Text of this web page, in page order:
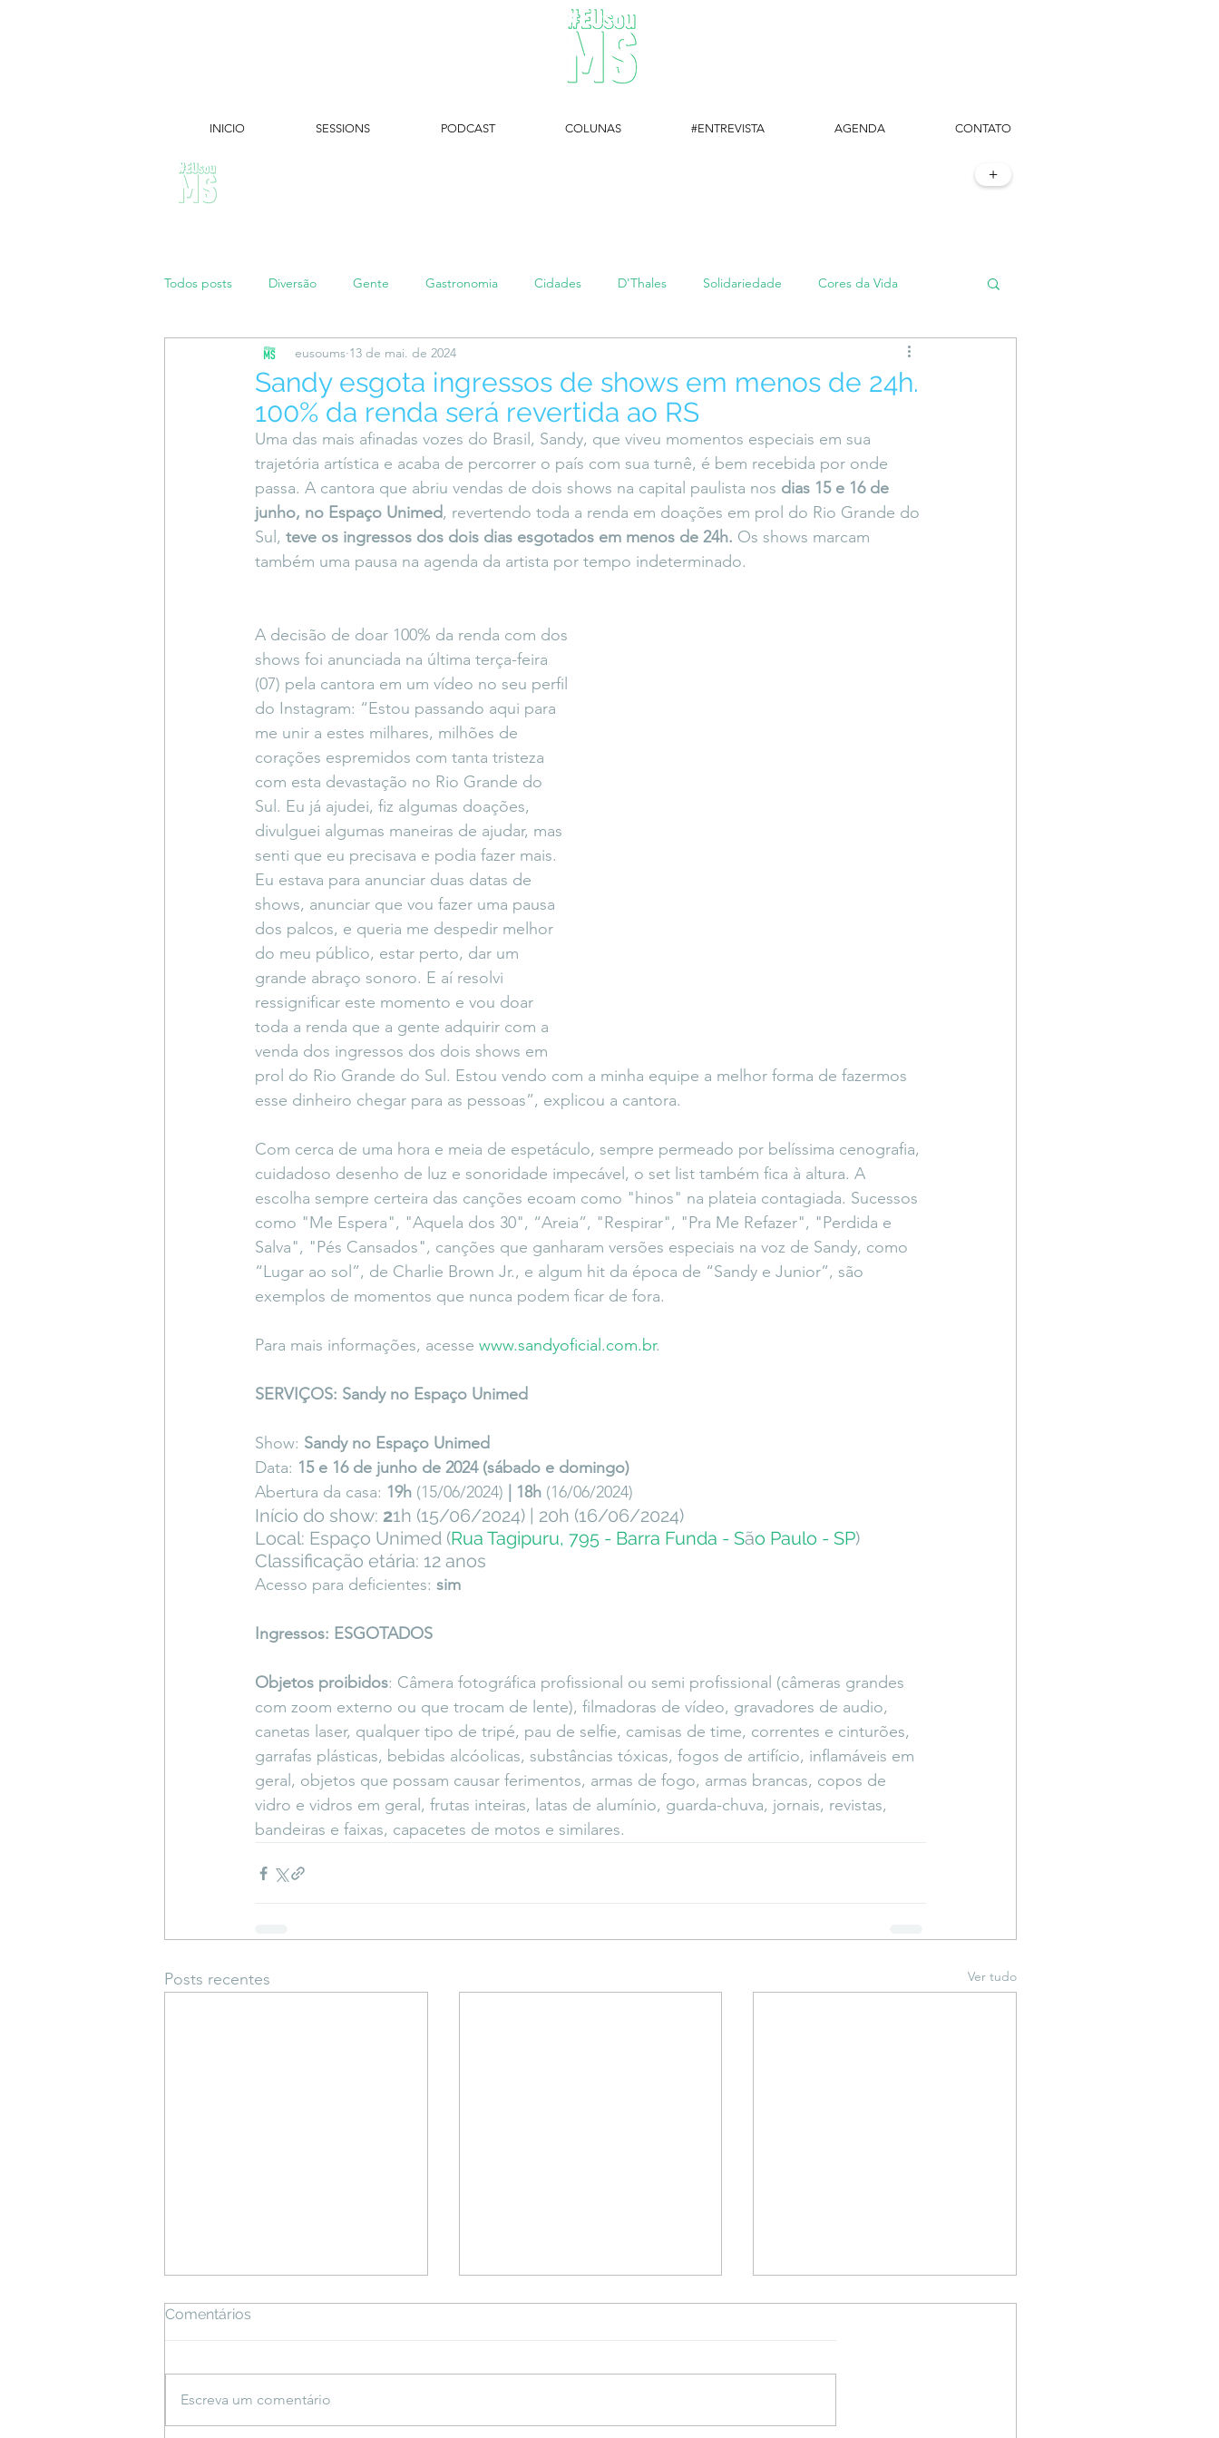
Todos posts Diversão Gente Gastronomia Cidades D'Thales Solidariedade Cores da Vida
Papo de Mãe #maratonei #setembroamarelo #TôemSampa, meu!
Coluna do Vasques #DescomplicaLara #entrevista Entre Palavras
Sandy esgota ingressos de shows em menos de 24h.
100% da renda será revertida ao RS
eusoums 13 de mai. de 2024
Uma das mais afinadas vozes do Brasil, Sandy, que viveu momentos especiais em sua
trajetória artística e acaba de percorrer o país com sua turnê, é bem recebida por onde
passa. A cantora que abriu vendas de dois shows na capital paulista nos dias 15 e 16 de
junho, no Espaço Unimed, revertendo toda a renda em doações em prol do Rio Grande do
Sul, teve os ingressos dos dois dias esgotados em menos de 24h. Os shows marcam
também uma pausa na agenda da artista por tempo indeterminado.
A decisão de doar 100% da renda com dos
shows foi anunciada na última terça-feira
(07) pela cantora em um vídeo no seu perfil
do Instagram: “Estou passando aqui para
me unir a estes milhares, milhões de
corações espremidos com tanta tristeza
com esta devastação no Rio Grande do
Sul. Eu já ajudei, fiz algumas doações,
divulguei algumas maneiras de ajudar, mas
senti que eu precisava e podia fazer mais.
Eu estava para anunciar duas datas de
shows, anunciar que vou fazer uma pausa
dos palcos, e queria me despedir melhor
do meu público, estar perto, dar um
grande abraço sonoro. E aí resolvi
ressignificar este momento e vou doar
toda a renda que a gente adquirir com a
venda dos ingressos dos dois shows em
prol do Rio Grande do Sul. Estou vendo com a minha equipe a melhor forma de fazermos
esse dinheiro chegar para as pessoas”, explicou a cantora.
Com cerca de uma hora e meia de espetáculo, sempre permeado por belíssima cenografia,
cuidadoso desenho de luz e sonoridade impecável, o set list também fica à altura. A
escolha sempre certeira das canções ecoam como "hinos" na plateia contagiada. Sucessos
como "Me Espera", "Aquela dos 30", “Areia”, "Respirar", "Pra Me Refazer", "Perdida e
Salva", "Pés Cansados", canções que ganharam versões especiais na voz de Sandy, como
“Lugar ao sol”, de Charlie Brown Jr., e algum hit da época de “Sandy e Junior”, são
exemplos de momentos que nunca podem ficar de fora.
Para mais informações, acesse www.sandyoficial.com.br.
SERVIÇOS: Sandy no Espaço Unimed
Show: Sandy no Espaço Unimed
Data: 15 e 16 de junho de 2024 (sábado e domingo)
Abertura da casa: 19h (15/06/2024) | 18h (16/06/2024)
Início do show: 21h (15/06/2024) | 20h (16/06/2024)
Local: Espaço Unimed (Rua Tagipuru, 795 - Barra Funda - São Paulo - SP)
Classificação etária: 12 anos
Acesso para deficientes: sim
Ingressos: ESGOTADOS
Objetos proibidos: Câmera fotográfica profissional ou semi profissional (câmeras grandes
com zoom externo ou que trocam de lente), filmadoras de vídeo, gravadores de audio,
canetas laser, qualquer tipo de tripé, pau de selfie, camisas de time, correntes e cinturões,
garrafas plásticas, bebidas alcóolicas, substâncias tóxicas, fogos de artifício, inflamáveis em
geral, objetos que possam causar ferimentos, armas de fogo, armas brancas, copos de
vidro e vidros em geral, frutas inteiras, latas de alumínio, guarda-chuva, jornais, revistas,
bandeiras e faixas, capacetes de motos e similares.
Posts recentes Ver tudo
Comentários
Escreva um comentário
+
INICIO SESSIONS PODCAST COLUNAS #ENTREVISTA AGENDA CONTATO